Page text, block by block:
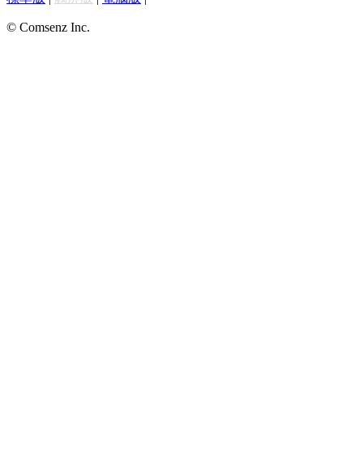
© Comsenz Inc.